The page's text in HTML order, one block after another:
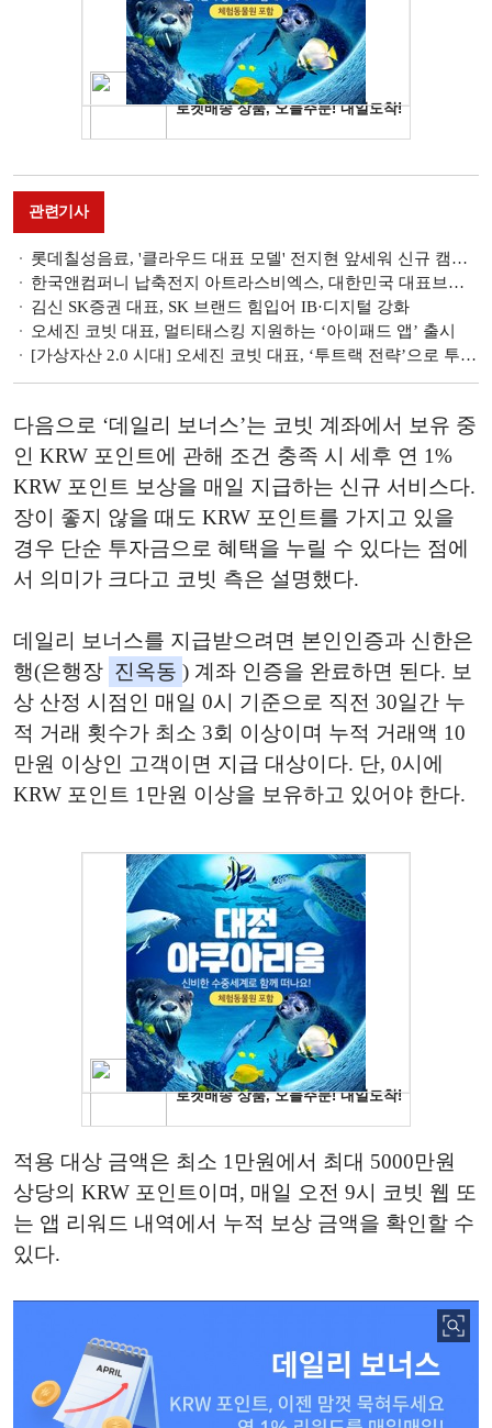
관련기사
롯데칠성음료, '클라우드 대표 모델' 전지현 앞세워 신규 캠페인 전개
한국앤컴퍼니 납축전지 아트라스비엑스, 대한민국 대표브랜드 대상 수상
김신 SK증권 대표, SK 브랜드 힘입어 IB·디지털 강화
오세진 코빗 대표, 멀티태스킹 지원하는 ‘아이패드 앱’ 출시
[가상자산 2.0 시대] 오세진 코빗 대표, ‘투트랙 전략’으로 투자자 보호
다음으로 ‘데일리 보너스’는 코빗 계좌에서 보유 중
인 KRW 포인트에 관해 조건 충족 시 세후 연 1%
KRW 포인트 보상을 매일 지급하는 신규 서비스다.
장이 좋지 않을 때도 KRW 포인트를 가지고 있을
경우 단순 투자금으로 혜택을 누릴 수 있다는 점에
서 의미가 크다고 코빗 측은 설명했다.
데일리 보너스를 지급받으려면 본인인증과 신한은
행(은행장 진옥동 ) 계좌 인증을 완료하면 된다. 보
상 산정 시점인 매일 0시 기준으로 직전 30일간 누
적 거래 횟수가 최소 3회 이상이며 누적 거래액 10
만원 이상인 고객이면 지급 대상이다. 단, 0시에
KRW 포인트 1만원 이상을 보유하고 있어야 한다.
적용 대상 금액은 최소 1만원에서 최대 5000만원
상당의 KRW 포인트이며, 매일 오전 9시 코빗 웹 또
는 앱 리워드 내역에서 누적 보상 금액을 확인할 수
있다.